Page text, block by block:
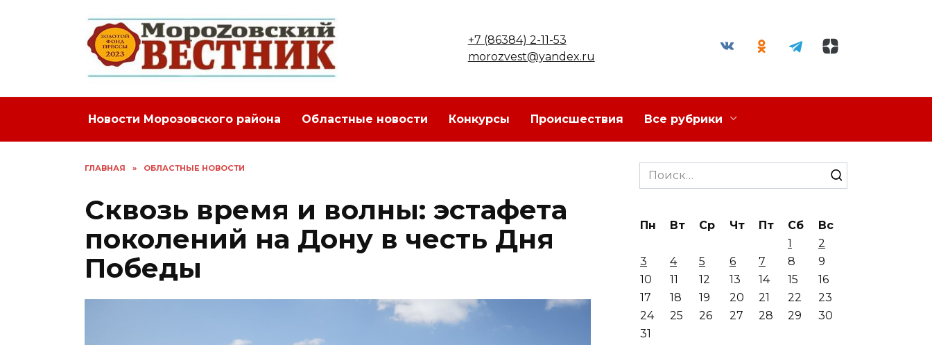
+7 (86384) 2-11-53
morozvest@yandex.ru
Новости Морозовского района Областные новости Конкурсы Происшествия Все рубрики
ГЛАВНАЯ » ОБЛАСТНЫЕ НОВОСТИ
Сквозь время и волны: эстафета
поколений на Дону в честь Дня
Победы
Search
for:
Пн Вт Ср Чт Пт Сб
Вс
1
2
3
4 5 6 7 8
9
10
11 12 13 14 15
16
17
18 19 20 21 22
23
24
25 26 27 28 29
30
31